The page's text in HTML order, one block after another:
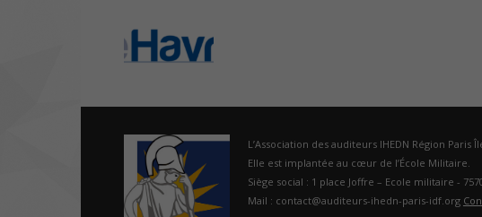
L’Association des auditeurs IHEDN Région Paris
Elle est implantée au cœur de l’École Militaire.
Siège social : 1 place Joffre – Ecole militaire -
Mail : contact@auditeurs-ihedn-paris-idf.org